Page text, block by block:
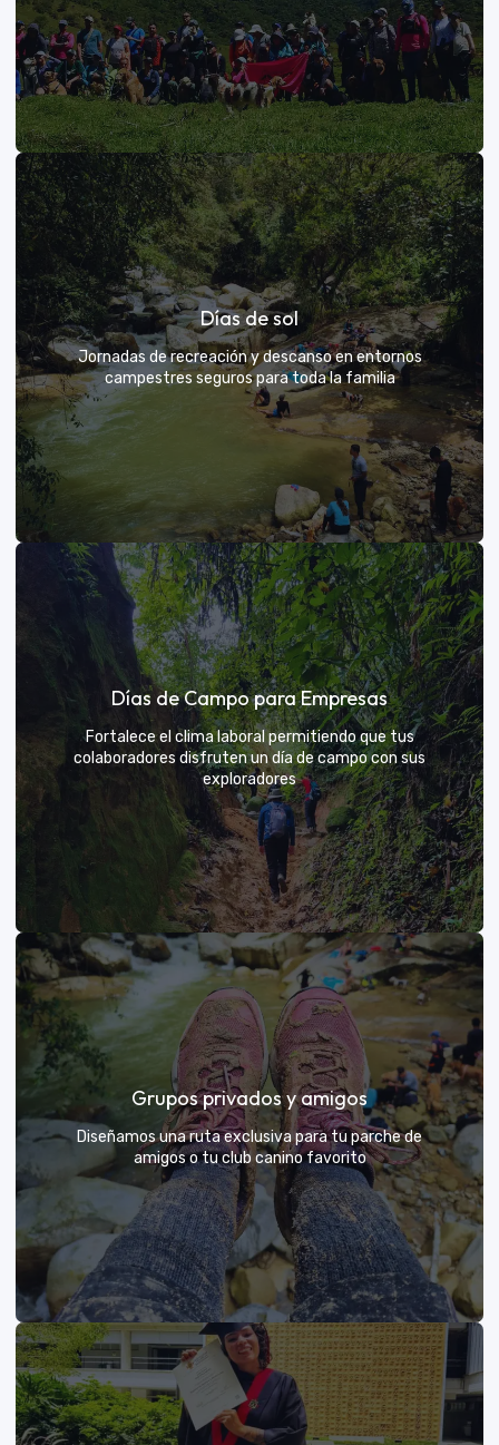
Rutas grupales clásicas
Únete a la manada y descubre nuevos senderos
VER MÁS
Días de sol
Jornadas de recreación y descanso en entornos
campestres seguros para toda la familia
Días de sol
Un respiro campestre diseñado para el descanso y la
diversión de todos
VER MÁS
Días de Campo para Empresas
Fortalece el clima laboral permitiendo que tus
colaboradores disfruten un día de campo con sus
exploradores
Días de Campo para Empresas
El mejor beneficio para tu equipo: compartir con sus
exploradores y fortalecer lazos rodeados de
naturaleza
VER MÁS
Grupos privados y amigos
Diseñamos una ruta exclusiva para tu parche de
amigos o tu club canino favorito